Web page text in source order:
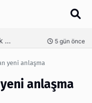
SEO Hizmeti Alırken Kandırılmamak İçin Bilinmesi Gerekenler 5 gün önce
yeni anlaşma
anlaşma